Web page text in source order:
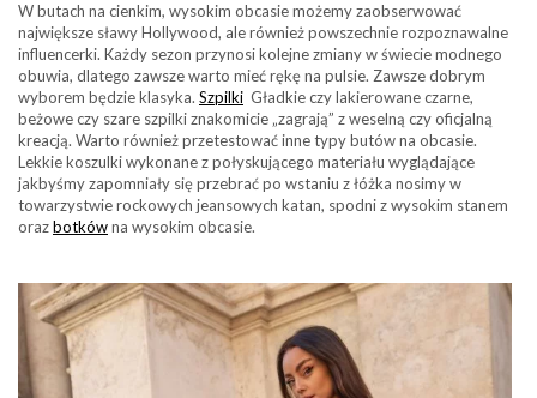
W butach na cienkim, wysokim obcasie możemy zaobserwować
największe sławy Hollywood, ale również powszechnie rozpoznawalne
influencerki. Każdy sezon przynosi kolejne zmiany w świecie modnego
obuwia, dlatego zawsze warto mieć rękę na pulsie. Zawsze dobrym
wyborem będzie klasyka. Szpilki Gładkie czy lakierowane czarne,
beżowe czy szare szpilki znakomicie „zagrają” z weselną czy oficjalną
kreacją. Warto również przetestować inne typy butów na obcasie.
Lekkie koszulki wykonane z połyskującego materiału wyglądające
jakbyśmy zapomniały się przebrać po wstaniu z łóżka nosimy w
towarzystwie rockowych jeansowych katan, spodni z wysokim stanem
orazbotkówna wysokim obcasie.